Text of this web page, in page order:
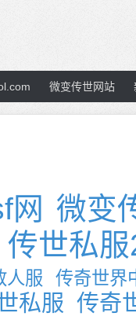
微变传世网站
网 微变
传世私
人服 传奇世界
私服 传奇